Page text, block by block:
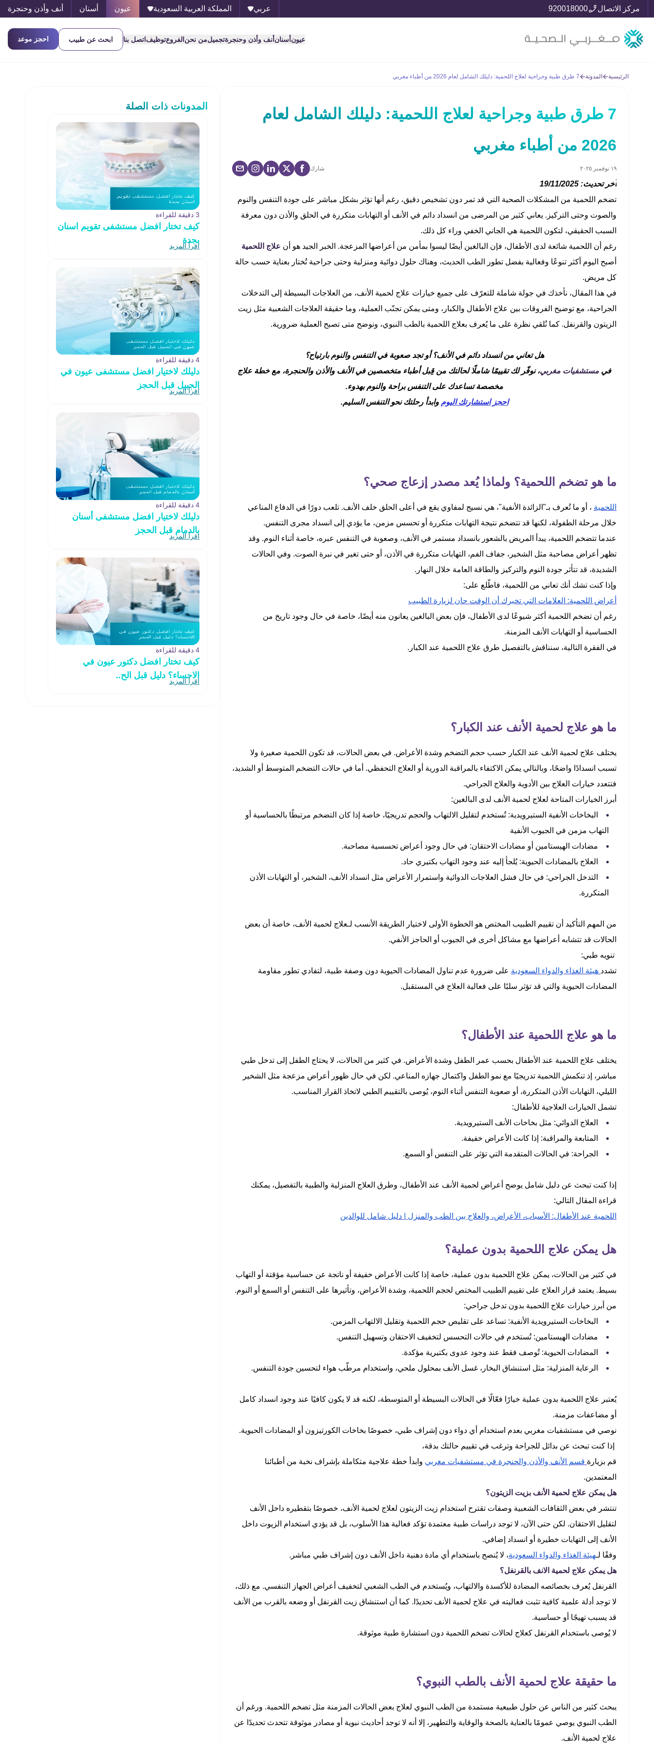
مركز الاتصال 920018000 عربي المملكة العربية السعودية عيون أسنان أنف وأذن وحنجرة
عيون أسنان أنف وأذن وحنجرةتجميلمن نحن الفروعتوظيف اتصل بنا ابحث عن طبيب احجز موعد
الرئيسية المدونة 7 طرق طبية وجراحية لعلاج اللحمية: دليلك الشامل لعام 2026 من أطباء مغربي
7 طرق طبية وجراحية لعلاج اللحمية: دليلك الشامل لعام
2026 من أطباء مغربي
١٩ نوفمبر ٢٠٢٥ شارك
آخر تحديث: 19/11/2025
تضخم اللحمية من المشكلات الصحية التي قد تمر دون تشخيص دقيق، رغم أنها تؤثر بشكل مباشر على جودة التنفس والنوم
والصوت وحتى التركيز. يعاني كثير من المرضى من انسداد دائم في الأنف أو التهابات متكررة في الحلق والأذن دون معرفة
السبب الحقيقي، لتكون اللحمية هي الجاني الخفي وراء كل ذلك.
رغم أن اللحمية شائعة لدى الأطفال، فإن البالغين أيضًا ليسوا بمأمن من أعراضها المزعجة. الخبر الجيد هو أن علاج اللحمية
أصبح اليوم أكثر تنوعًا وفعالية بفضل تطور الطب الحديث، وهناك حلول دوائية ومنزلية وحتى جراحية تُختار بعناية حسب حالة
كل مريض.
في هذا المقال، نأخذك في جولة شاملة للتعرّف على جميع خيارات علاج لحمية الأنف، من العلاجات البسيطة إلى التدخلات
الجراحية، مع توضيح الفروقات بين علاج الأطفال والكبار، ومتى يمكن تجنّب العملية، وما حقيقة العلاجات الشعبية مثل زيت
الزيتون والقرنفل. كما نُلقي نظرة على ما يُعرف بعلاج اللحمية بالطب النبوي، ونوضح متى تصبح العملية ضرورية.
هل تعاني من انسداد دائم في الأنف؟ أو تجد صعوبة في التنفس والنوم بارتياح؟
في مستشفيات مغربي، نوفّر لك تقييمًا شاملًا لحالتك من قِبل أطباء متخصصين في الأنف والأذن والحنجرة، مع خطة علاج
مخصصة تساعدك على التنفس براحة والنوم بهدوء.
احجز استشارتك اليوم وابدأ رحلتك نحو التنفس السليم.
ما هو تضخم اللحمية؟ ولماذا يُعد مصدر إزعاج صحي؟
اللحمية ، أو ما تُعرف بـ"الزائدة الأنفية"، هي نسيج لمفاوي يقع في أعلى الحلق خلف الأنف. تلعب دورًا في الدفاع المناعي
خلال مرحلة الطفولة، لكنها قد تتضخم نتيجة التهابات متكررة أو تحسس مزمن، ما يؤدي إلى انسداد مجرى التنفس.
عندما تتضخم اللحمية، يبدأ المريض بالشعور بانسداد مستمر في الأنف، وصعوبة في التنفس عبره، خاصة أثناء النوم. وقد
تظهر أعراض مصاحبة مثل الشخير، جفاف الفم، التهابات متكررة في الأذن، أو حتى تغير في نبرة الصوت. وفي الحالات
الشديدة، قد تتأثر جودة النوم والتركيز والطاقة العامة خلال النهار.
وإذا كنت تشك أنك تعاني من اللحمية، فاطّلع على:
أعراض اللحمية: العلامات التي تخبرك أن الوقت حان لزيارة الطبيب
رغم أن تضخم اللحمية أكثر شيوعًا لدى الأطفال، فإن بعض البالغين يعانون منه أيضًا، خاصة في حال وجود تاريخ من
الحساسية أو التهابات الأنف المزمنة.
في الفقرة التالية، سنناقش بالتفصيل طرق علاج اللحمية عند الكبار.
ما هو علاج لحمية الأنف عند الكبار؟
يختلف علاج لحمية الأنف عند الكبار حسب حجم التضخم وشدة الأعراض. في بعض الحالات، قد تكون اللحمية صغيرة ولا
تسبب انسدادًا واضحًا، وبالتالي يمكن الاكتفاء بالمراقبة الدورية أو العلاج التحفظي. أما في حالات التضخم المتوسط أو الشديد،
فتتعدد خيارات العلاج بين الأدوية والعلاج الجراحي.
أبرز الخيارات المتاحة لعلاج لحمية الأنف لدى البالغين:
البخاخات الأنفية الستيرويدية: تُستخدم لتقليل الالتهاب والحجم تدريجيًا، خاصة إذا كان التضخم مرتبطًا بالحساسية أو
التهاب مزمن في الجيوب الأنفية
مضادات الهيستامين أو مضادات الاحتقان: في حال وجود أعراض تحسسية مصاحبة.
العلاج بالمضادات الحيوية: يُلجأ إليه عند وجود التهاب بكتيري حاد.
التدخل الجراحي: في حال فشل العلاجات الدوائية واستمرار الأعراض مثل انسداد الأنف، الشخير، أو التهابات الأذن
المتكررة.
من المهم التأكيد أن تقييم الطبيب المختص هو الخطوة الأولى لاختيار الطريقة الأنسب لـعلاج لحمية الأنف، خاصة أن بعض
الحالات قد تتشابه أعراضها مع مشاكل أخرى في الجيوب أو الحاجز الأنفي.
تنويه طبي:
تشدد هيئة الغذاء والدواء السعودية على ضرورة عدم تناول المضادات الحيوية دون وصفة طبية، لتفادي تطور مقاومة
المضادات الحيوية والتي قد تؤثر سلبًا على فعالية العلاج في المستقبل.
ما هو علاج اللحمية عند الأطفال؟
يختلف علاج اللحمية عند الأطفال بحسب عمر الطفل وشدة الأعراض. في كثير من الحالات، لا يحتاج الطفل إلى تدخل طبي
مباشر، إذ تنكمش اللحمية تدريجيًا مع نمو الطفل واكتمال جهازه المناعي. لكن في حال ظهور أعراض مزعجة مثل الشخير
الليلي، التهابات الأذن المتكررة، أو صعوبة التنفس أثناء النوم، يُوصى بالتقييم الطبي لاتخاذ القرار المناسب.
تشمل الخيارات العلاجية للأطفال:
العلاج الدوائي: مثل بخاخات الأنف الستيرويدية.
المتابعة والمراقبة: إذا كانت الأعراض خفيفة.
الجراحة: في الحالات المتقدمة التي تؤثر على التنفس أو السمع.
إذا كنت تبحث عن دليل شامل يوضح أعراض لحمية الأنف عند الأطفال، وطرق العلاج المنزلية والطبية بالتفصيل، يمكنك
قراءة المقال التالي:
اللحمية عند الأطفال: الأسباب، الأعراض، والعلاج بين الطب والمنزل | دليل شامل للوالدين
هل يمكن علاج اللحمية بدون عملية؟
في كثير من الحالات، يمكن علاج اللحمية بدون عملية، خاصة إذا كانت الأعراض خفيفة أو ناتجة عن حساسية مؤقتة أو التهاب
بسيط. يعتمد قرار العلاج على تقييم الطبيب المختص لحجم اللحمية، وشدة الأعراض، وتأثيرها على التنفس أو السمع أو النوم.
من أبرز خيارات علاج اللحمية بدون تدخل جراحي:
البخاخات الستيرويدية الأنفية: تساعد على تقليص حجم اللحمية وتقليل الالتهاب المزمن.
مضادات الهيستامين: تُستخدم في حالات التحسس لتخفيف الاحتقان وتسهيل التنفس.
المضادات الحيوية: تُوصف فقط عند وجود عدوى بكتيرية مؤكدة.
الرعاية المنزلية: مثل استنشاق البخار، غسل الأنف بمحلول ملحي، واستخدام مرطّب هواء لتحسين جودة التنفس.
يُعتبر علاج اللحمية بدون عملية خيارًا فعّالًا في الحالات البسيطة أو المتوسطة، لكنه قد لا يكون كافيًا عند وجود انسداد كامل
أو مضاعفات مزمنة.
نوصي في مستشفيات مغربي بعدم استخدام أي دواء دون إشراف طبي، خصوصًا بخاخات الكورتيزون أو المضادات الحيوية.
إذا كنت تبحث عن بدائل للجراحة وترغب في تقييم حالتك بدقة،
قم بزيارة قسم الأنف والأذن والحنجرة في مستشفيات مغربي وابدأ خطة علاجية متكاملة بإشراف نخبة من أطبائنا
المعتمدين.
هل يمكن علاج لحمية الأنف بزيت الزيتون؟
تنتشر في بعض الثقافات الشعبية وصفات تقترح استخدام زيت الزيتون لعلاج لحمية الأنف، خصوصًا بتقطيره داخل الأنف
لتقليل الاحتقان. لكن حتى الآن، لا توجد دراسات طبية معتمدة تؤكد فعالية هذا الأسلوب، بل قد يؤدي استخدام الزيوت داخل
الأنف إلى التهابات خطيرة أو انسداد إضافي.
وفقًا لـهيئة الغذاء والدواء السعودية، لا يُنصح باستخدام أي مادة دهنية داخل الأنف دون إشراف طبي مباشر.
هل يمكن علاج لحمية الانف بالقرنفل​؟
القرنفل يُعرف بخصائصه المضادة للأكسدة والالتهاب، ويُستخدم في الطب الشعبي لتخفيف أعراض الجهاز التنفسي. مع ذلك،
لا توجد أدلة علمية كافية تثبت فعاليته في علاج لحمية الأنف تحديدًا. كما أن استنشاق زيت القرنفل أو وضعه بالقرب من الأنف
قد يسبب تهيجًا أو حساسية.
لا يُوصى باستخدام القرنفل كعلاج لحالات تضخم اللحمية دون استشارة طبية موثوقة.
ما حقيقة علاج لحمية الأنف بالطب النبوي؟
يبحث كثير من الناس عن حلول طبيعية مستمدة من الطب النبوي لعلاج بعض الحالات المزمنة مثل تضخم اللحمية. ورغم أن
الطب النبوي يوصي عمومًا بالعناية بالصحة والوقاية والتطهير، إلا أنه لا توجد أحاديث نبوية أو مصادر موثوقة تتحدث تحديدًا عن
علاج لحمية الأنف.
المدونات ذات الصلة
3 دقيقة للقراءة
كيف تختار افضل مستشفى تقويم اسنان
بجدة
اقرأ المزيد
4 دقيقة للقراءة
دليلك لاختيار افضل مستشفى عيون في
الجبيل قبل الحجز
اقرأ المزيد
4 دقيقة للقراءة
دليلك لاختيار افضل مستشفى أسنان
بالدمام قبل الحجز
اقرأ المزيد
4 دقيقة للقراءة
كيف تختار افضل دكتور عيون في
الاحساء؟ دليل قبل الح..
اقرأ المزيد